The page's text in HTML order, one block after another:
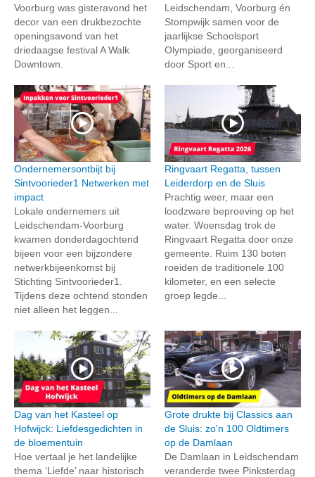
Voorburg was gisteravond het
decor van een drukbezochte
openingsavond van het
driedaagse festival A Walk
Downtown.
Leidschendam, Voorburg én
Stompwijk samen voor de
jaarlijkse Schoolsport
Olympiade, georganiseerd
door Sport en...
Ondernemersontbijt bij
Sintvoorieder1 Netwerken met
impact
Lokale ondernemers uit
Leidschendam-Voorburg
kwamen donderdagochtend
bijeen voor een bijzondere
netwerkbijeenkomst bij
Stichting Sintvoorieder1.
Tijdens deze ochtend stonden
niet alleen het leggen...
Ringvaart Regatta, tussen
Leiderdorp en de Sluis
Prachtig weer, maar een
loodzware beproeving op het
water. Woensdag trok de
Ringvaart Regatta door onze
gemeente. Ruim 130 boten
roeiden de traditionele 100
kilometer, en een selecte
groep legde...
Dag van het Kasteel op
Hofwijck: Liefdesgedichten in
de bloementuin
Hoe vertaal je het landelijke
thema ‘Liefde’ naar historisch
Grote drukte bij Classics aan
de Sluis: zo'n 100 Oldtimers
op de Damlaan
De Damlaan in Leidschendam
veranderde twee Pinksterdag